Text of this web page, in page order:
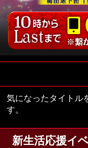
気になったタイトル
す。
新生活応援イ